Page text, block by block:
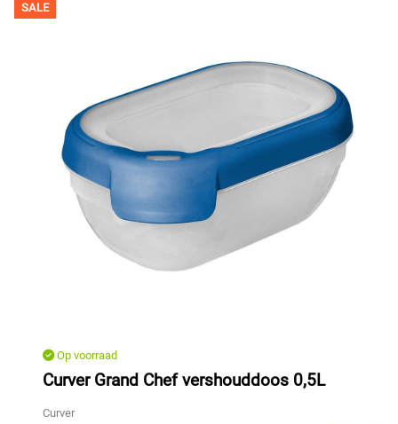
SALE
Op voorraad
Curver Grand Chef vershouddoos 0,5L
Curver